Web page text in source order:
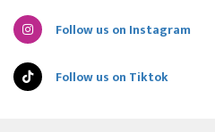
Follow us on Instagram
Follow us on Tiktok